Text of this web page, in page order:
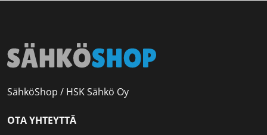
SähköShop / HSK Sähkö Oy
OTA YHTEYTTÄ